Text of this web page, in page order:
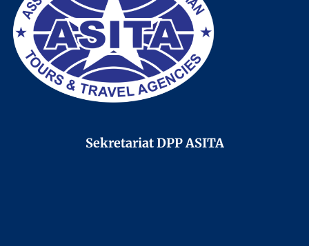
Sekretariat DPP ASITA